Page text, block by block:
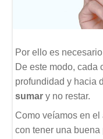
Por ello es necesario
De este modo, cada
profundidad y hacia
sumar y no restar.
Como veíamos en
con tener una buena